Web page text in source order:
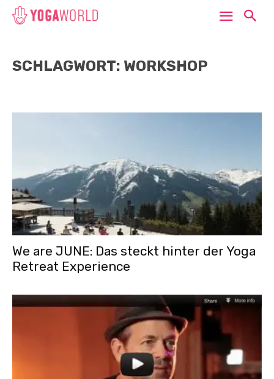
SCHLAGWORT: WORKSHOP
We are JUNE: Das steckt hinter der Yoga
Retreat Experience